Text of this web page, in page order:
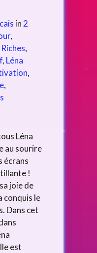
in 2
,
,
, Léna
,
,
Léna
au sourire
écrans
!
joie de
conquis le
Dans cet
est